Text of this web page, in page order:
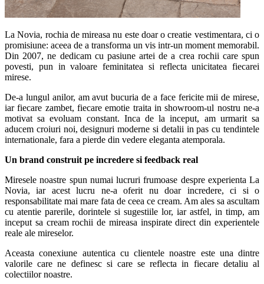
La Novia, rochia de mireasa nu este doar o creatie vestimentara, ci o
promisiune: aceea de a transforma un vis intr-un moment memorabil.
Din 2007, ne dedicam cu pasiune artei de a crea rochii care spun
povesti, pun in valoare feminitatea si reflecta unicitatea fiecarei
mirese.
De-a lungul anilor, am avut bucuria de a face fericite mii de mirese,
iar fiecare zambet, fiecare emotie traita in showroom-ul nostru ne-a
motivat sa evoluam constant. Inca de la inceput, am urmarit sa
aducem croiuri noi, designuri moderne si detalii in pas cu tendintele
internationale, fara a pierde din vedere eleganta atemporala.
Un brand construit pe incredere si feedback real
Miresele noastre spun numai lucruri frumoase despre experienta La
Novia, iar acest lucru ne-a oferit nu doar incredere, ci si o
responsabilitate mai mare fata de ceea ce cream. Am ales sa ascultam
cu atentie parerile, dorintele si sugestiile lor, iar astfel, in timp, am
inceput sa cream rochii de mireasa inspirate direct din experientele
reale ale mireselor.
Aceasta conexiune autentica cu clientele noastre este una dintre
valorile care ne definesc si care se reflecta in fiecare detaliu al
colectiilor noastre.